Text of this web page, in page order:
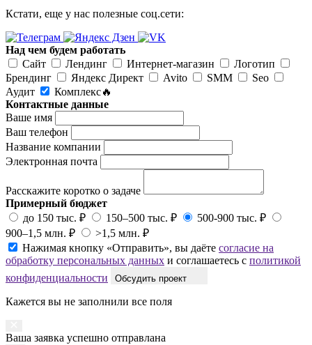
Кстати, еще у нас полезные соц.сети:
Над чем будем работать
Сайт
Лендинг Интернет-магазин
Логотип
Брендинг
Яндекс Директ Avito SMM
Seo
Аудит
Комплекс🔥
Контактные данные
Ваше имя
Ваш телефон
Название компании
Электронная почта
Расскажите коротко о задаче
Примерный бюджет
до 150 тыс. ₽
150–500 тыс. ₽
500-900 тыс. ₽
900–1,5 млн. ₽
>1,5 млн. ₽
Нажимая кнопку «Отправить», вы даёте согласие на
обработку персональных данных и соглашаетесь с политикой
конфиденциальности
Обсудить проект
Кажется вы не заполнили все поля
Ваша заявка успешно отправлана